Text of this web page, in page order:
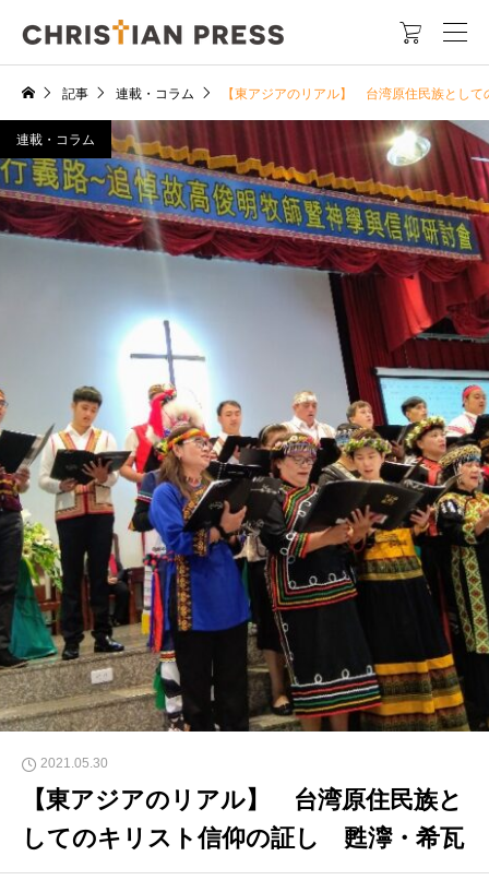

記事 連載・コラム 【東アジアのリアル】 台湾原住民族とし
連載・コラム
2021.05.30
【東アジアのリアル】 台湾原住民族と
してのキリスト信仰の証し 甦濘・希瓦